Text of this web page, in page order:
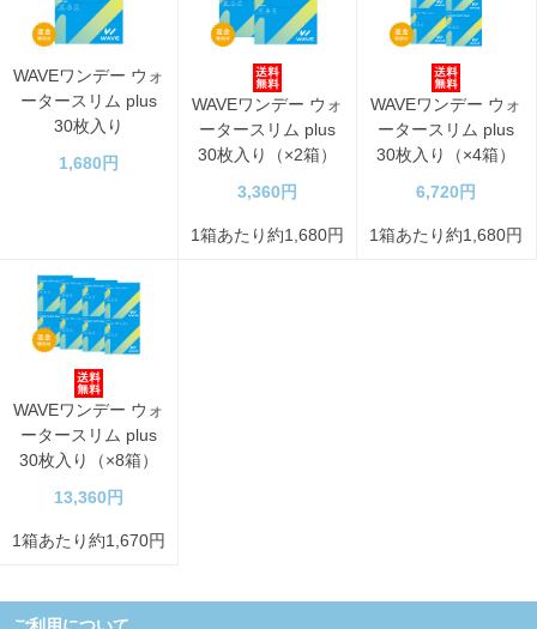
WAVEワンデー ウォ
ータースリム plus
30枚入り
1,680円
WAVEワンデー ウォ
ータースリム plus
30枚入り（×2箱）
3,360円
1箱あたり約1,680円
WAVEワンデー ウォ
ータースリム plus
30枚入り（×4箱）
6,720円
1箱あたり約1,680円
WAVEワンデー ウォ
ータースリム plus
30枚入り（×8箱）
13,360円
1箱あたり約1,670円